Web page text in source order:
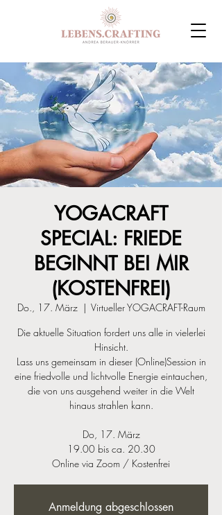
YOGACRAFT
SPECIAL: FRIEDE
BEGINNT BEI MIR
(KOSTENFREI)
Do., 17. März
  |
Virtueller YOGACRAFT-Raum
Die aktuelle Situation fordert uns alle in vielerlei
Hinsicht.
Lass uns gemeinsam in dieser (Online)Session in
eine friedvolle und lichtvolle Energie eintauchen,
die von uns ausgehend weiter in die Welt
hinaus strahlen kann.
Do, 17. März
19.00 bis ca. 20.30
Online via Zoom / Kostenfrei
Anmeldung abgeschlossen